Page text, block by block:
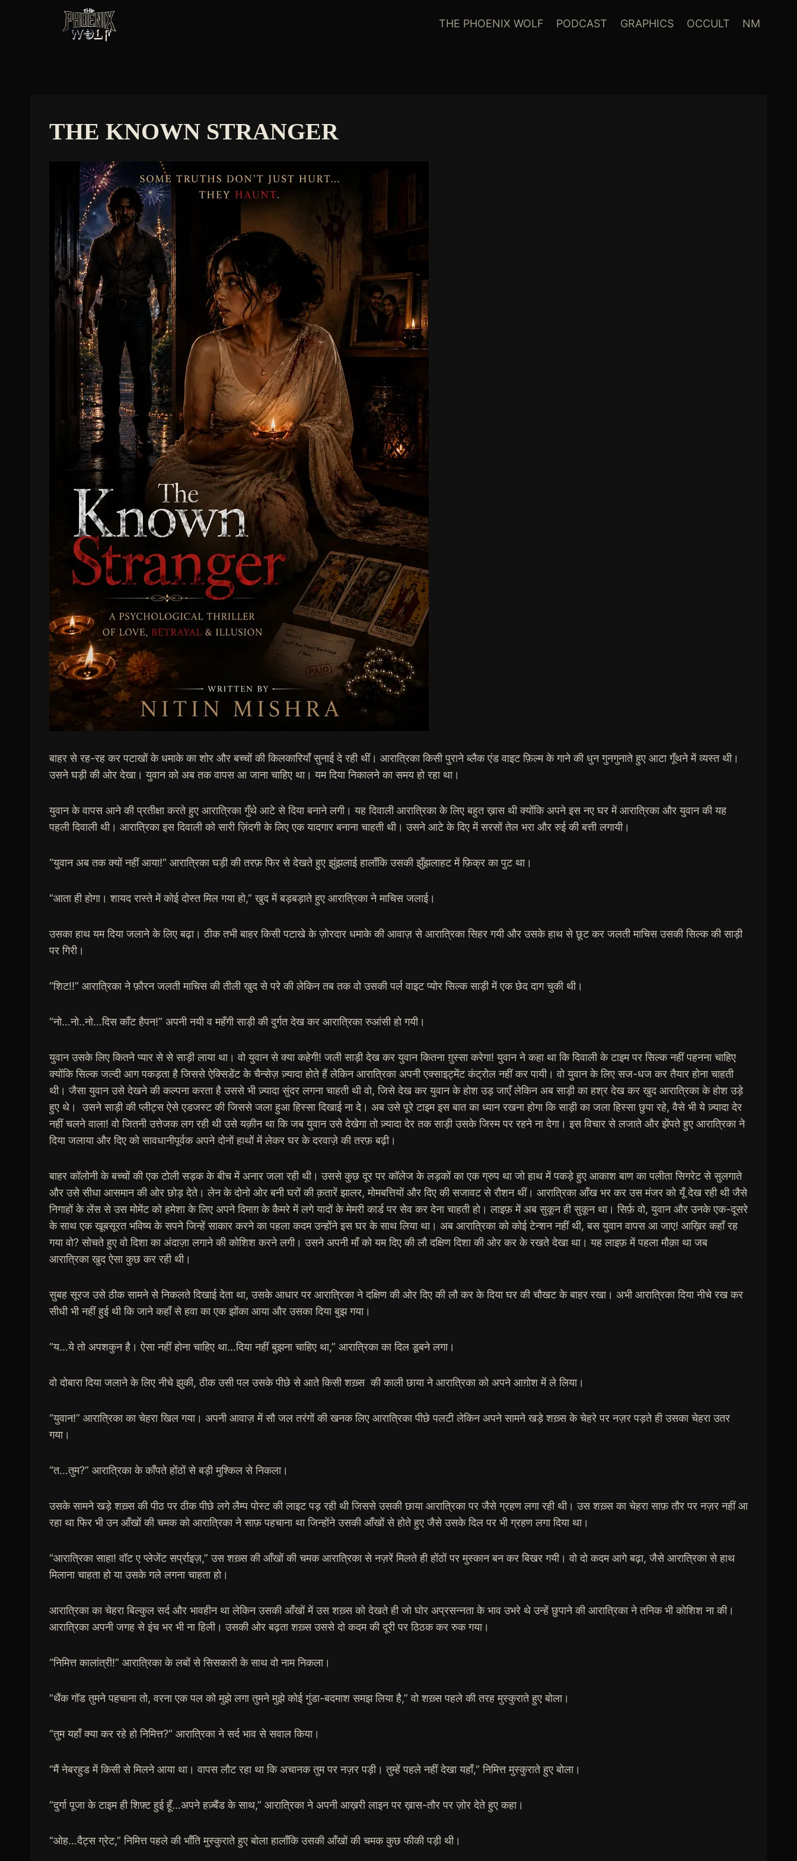
THE PHOENIX WOLF PODCAST GRAPHICS OCCULT NM
THE KNOWN STRANGER
बाहर से रह-रह कर पटाखों के धमाके का शोर और बच्चों की किलकारियाँ सुनाई दे रही थीं। आरात्रिका किसी पुराने ब्लैक एंड वाइट फ़िल्म के गाने की धुन गुनगुनाते हुए आटा गूँथने में व्यस्त थी।
उसने घड़ी की ओर देखा। युवान को अब तक वापस आ जाना चाहिए था। यम दिया निकालने का समय हो रहा था।
युवान के वापस आने की प्रतीक्षा करते हुए आरात्रिका गुँथे आटे से दिया बनाने लगी। यह दिवाली आरात्रिका के लिए बहुत ख़ास थी क्योंकि अपने इस नए घर में आरात्रिका और युवान की यह
पहली दिवाली थी। आरात्रिका इस दिवाली को सारी ज़िंदगी के लिए एक यादगार बनाना चाहती थी। उसने आटे के दिए में सरसों तेल भरा और रुई की बत्ती लगायी।
“युवान अब तक क्यों नहीं आया!” आरात्रिका घड़ी की तरफ़ फिर से देखते हुए झुंझलाई हालाँकि उसकी झुँझलाहट में फ़िक्र का पुट था।
“आता ही होगा। शायद रास्ते में कोई दोस्त मिल गया हो,” खुद में बड़बड़ाते हुए आरात्रिका ने माचिस जलाई।
उसका हाथ यम दिया जलाने के लिए बढ़ा। ठीक तभी बाहर किसी पटाखे के ज़ोरदार धमाके की आवाज़ से आरात्रिका सिहर गयी और उसके हाथ से छूट कर जलती माचिस उसकी सिल्क की साड़ी
पर गिरी।
“शिट!!” आरात्रिका ने फ़ौरन जलती माचिस की तीली खुद से परे की लेकिन तब तक वो उसकी पर्ल वाइट प्योर सिल्क साड़ी में एक छेद दाग चुकी थी।
“नो…नो..नो…दिस काँट हैपन!” अपनी नयी व महँगी साड़ी की दुर्गत देख कर आरात्रिका रुआंसी हो गयी।
युवान उसके लिए कितने प्यार से से साड़ी लाया था। वो युवान से क्या कहेगी! जली साड़ी देख कर युवान कितना ग़ुस्सा करेगा! युवान ने कहा था कि दिवाली के टाइम पर सिल्क नहीं पहनना चाहिए
क्योंकि सिल्क जल्दी आग पकड़ता है जिससे ऐक्सिडेंट के चैन्सेज़ ज़्यादा होते हैं लेकिन आरात्रिका अपनी एक्साइट्मेंट कंट्रोल नहीं कर पायी। वो युवान के लिए सज-धज कर तैयार होना चाहती
थी। जैसा युवान उसे देखने की कल्पना करता है उससे भी ज़्यादा सुंदर लगना चाहती थी वो, जिसे देख कर युवान के होश उड़ जाएँ लेकिन अब साड़ी का हश्र देख कर खुद आरात्रिका के होश उड़े
हुए थे। उसने साड़ी की प्लीट्स ऐसे एडजस्ट की जिससे जला हुआ हिस्सा दिखाई ना दे। अब उसे पूरे टाइम इस बात का ध्यान रखना होगा कि साड़ी का जला हिस्सा छुपा रहे, वैसे भी ये ज़्यादा देर
नहीं चलने वाला! वो जितनी उत्तेजक लग रही थी उसे यक़ीन था कि जब युवान उसे देखेगा तो ज़्यादा देर तक साड़ी उसके जिस्म पर रहने ना देगा। इस विचार से लजाते और झेंपते हुए आरात्रिका ने
दिया जलाया और दिए को सावधानीपूर्वक अपने दोनों हाथों में लेकर घर के दरवाज़े की तरफ़ बढ़ी।
बाहर कॉलोनी के बच्चों की एक टोली सड़क के बीच में अनार जला रही थी। उससे कुछ दूर पर कॉलेज के लड़कों का एक ग्रुप था जो हाथ में पकड़े हुए आकाश बाण का पलीता सिगरेट से सुलगाते
और उसे सीधा आसमान की ओर छोड़ देते। लेन के दोनो ओर बनी घरों की क़तारें झालर, मोमबत्तियों और दिए की सजावट से रौशन थीं। आरात्रिका आँख भर कर उस मंजर को यूँ देख रही थी जैसे
निगाहों के लेंस से उस मोमेंट को हमेशा के लिए अपने दिमाग़ के कैमरे में लगे यादों के मेमरी कार्ड पर सेव कर देना चाहती हो। लाइफ़ में अब सुकून ही सुकून था। सिर्फ़ वो, युवान और उनके एक-दूसरे
के साथ एक खूबसूरत भविष्य के सपने जिन्हें साकार करने का पहला कदम उन्होंने इस घर के साथ लिया था। अब आरात्रिका को कोई टेन्शन नहीं थी, बस युवान वापस आ जाए! आख़िर कहाँ रह
गया वो? सोचते हुए वो दिशा का अंदाज़ा लगाने की कोशिश करने लगी। उसने अपनी माँ को यम दिए की लौ दक्षिण दिशा की ओर कर के रखते देखा था। यह लाइफ़ में पहला मौक़ा था जब
आरात्रिका खुद ऐसा कुछ कर रही थी।
सुबह सूरज उसे ठीक सामने से निकलते दिखाई देता था, उसके आधार पर आरात्रिका ने दक्षिण की ओर दिए की लौ कर के दिया घर की चौखट के बाहर रखा। अभी आरात्रिका दिया नीचे रख कर
सीधी भी नहीं हुई थी कि जाने कहाँ से हवा का एक झोंका आया और उसका दिया बुझ गया।
“य…ये तो अपशकुन है। ऐसा नहीं होना चाहिए था…दिया नहीं बुझना चाहिए था,” आरात्रिका का दिल डूबने लगा।
वो दोबारा दिया जलाने के लिए नीचे झुकी, ठीक उसी पल उसके पीछे से आते किसी शख़्स की काली छाया ने आरात्रिका को अपने आग़ोश में ले लिया।
“युवान!” आरात्रिका का चेहरा खिल गया। अपनी आवाज़ में सौ जल तरंगों की खनक लिए आरात्रिका पीछे पलटी लेकिन अपने सामने खड़े शख़्स के चेहरे पर नज़र पड़ते ही उसका चेहरा उतर
गया।
“त…तुम?” आरात्रिका के काँपते होंठों से बड़ी मुश्किल से निकला।
उसके सामने खड़े शख़्स की पीठ पर ठीक पीछे लगे लैम्प पोस्ट की लाइट पड़ रही थी जिससे उसकी छाया आरात्रिका पर जैसे ग्रहण लगा रही थी। उस शख़्स का चेहरा साफ़ तौर पर नज़र नहीं आ
रहा था फिर भी उन आँखों की चमक को आरात्रिका ने साफ़ पहचाना था जिन्होंने उसकी आँखों से होते हुए जैसे उसके दिल पर भी ग्रहण लगा दिया था।
“आरात्रिका साहा! वॉट ए प्लेजेंट सर्प्राइज़,” उस शख़्स की आँखों की चमक आरात्रिका से नज़रें मिलते ही होंठों पर मुस्कान बन कर बिखर गयी। वो दो कदम आगे बढ़ा, जैसे आरात्रिका से हाथ
मिलाना चाहता हो या उसके गले लगना चाहता हो।
आरात्रिका का चेहरा बिल्कुल सर्द और भावहीन था लेकिन उसकी आँखों में उस शख़्स को देखते ही जो घोर अप्रसन्नता के भाव उभरे थे उन्हें छुपाने की आरात्रिका ने तनिक भी कोशिश ना की।
आरात्रिका अपनी जगह से इंच भर भी ना हिली। उसकी ओर बढ़ता शख़्स उससे दो कदम की दूरी पर ठिठक कर रुक गया।
“निमित्त कालांत्री!” आरात्रिका के लबों से सिसकारी के साथ वो नाम निकला।
“थैंक गॉड तुमने पहचाना तो, वरना एक पल को मुझे लगा तुमने मुझे कोई गुंडा-बदमाश समझ लिया है,” वो शख़्स पहले की तरह मुस्कुराते हुए बोला।
“तुम यहाँ क्या कर रहे हो निमित्त?” आरात्रिका ने सर्द भाव से सवाल किया।
“मैं नेबरहुड में किसी से मिलने आया था। वापस लौट रहा था कि अचानक तुम पर नज़र पड़ी। तुम्हें पहले नहीं देखा यहाँ,” निमित्त मुस्कुराते हुए बोला।
“दुर्गा पूजा के टाइम ही शिफ़्ट हुई हूँ…अपने हज़्बैंड के साथ,” आरात्रिका ने अपनी आख़री लाइन पर ख़ास-तौर पर ज़ोर देते हुए कहा।
“ओह…दैट्स ग्रेट,” निमित्त पहले की भाँति मुस्कुराते हुए बोला हालाँकि उसकी आँखों की चमक कुछ फीकी पड़ी थी।